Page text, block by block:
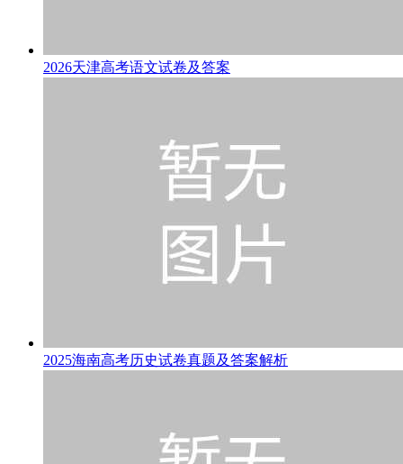
2026天津高考语文试卷及答案
2025海南高考历史试卷真题及答案解析